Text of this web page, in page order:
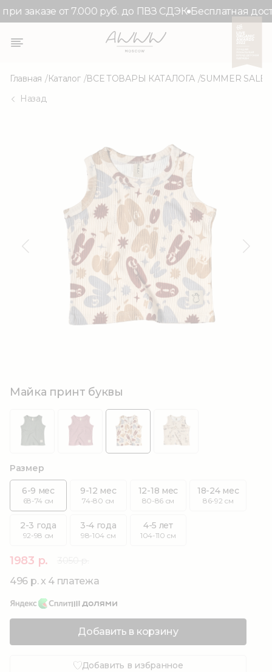
заказе от 7.000 руб. до ПВЗ СДЭК Бесплатная
Главная Каталог ВСЕ ТОВАРЫ КАТАЛОГА SUMMER SALE
Назад
Майка принт буквы
Размер
6-9 мес
68-74 см
9-12 мес
74-80 см
12-18 мес
80-86 см
18-24 мес
86-92 см
2-3 года
92-98 см
3-4 года
98-104 см
4-5 лет
104-110 см
1983 р.
496 р. x 4 платежа
Добавить в корзину
Добавить в избранное